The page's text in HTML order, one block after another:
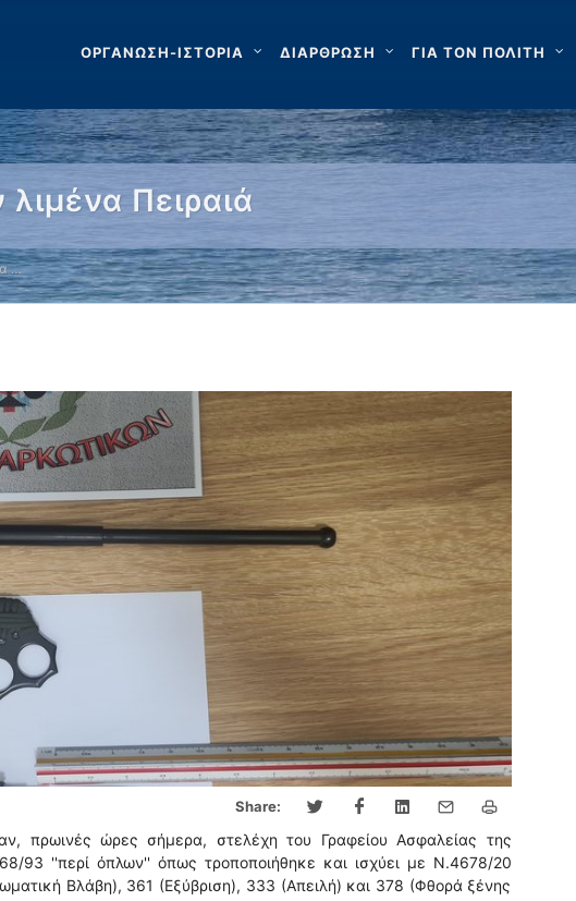
ΟΡΓΑΝΩΣΗ-ΙΣΤΟΡΙΑ ΔΙΑΡΘΡΩΣΗ ΓΙΑ ΤΟΝ ΠΟΛΙΤΗ
Πειραιά
…
Share:
πρωινές ώρες σήμερα, στελέχη του Γραφείου Ασφαλείας της
93 ''περί όπλων'' όπως τροποποιήθηκε και ισχύει με Ν.4678/20
Βλάβη), 361 (Εξύβριση), 333 (Απειλή) και 378 (Φθορά ξένης